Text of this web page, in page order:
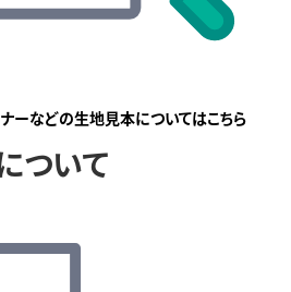
ナーなどの生地見本についてはこちら
ついて